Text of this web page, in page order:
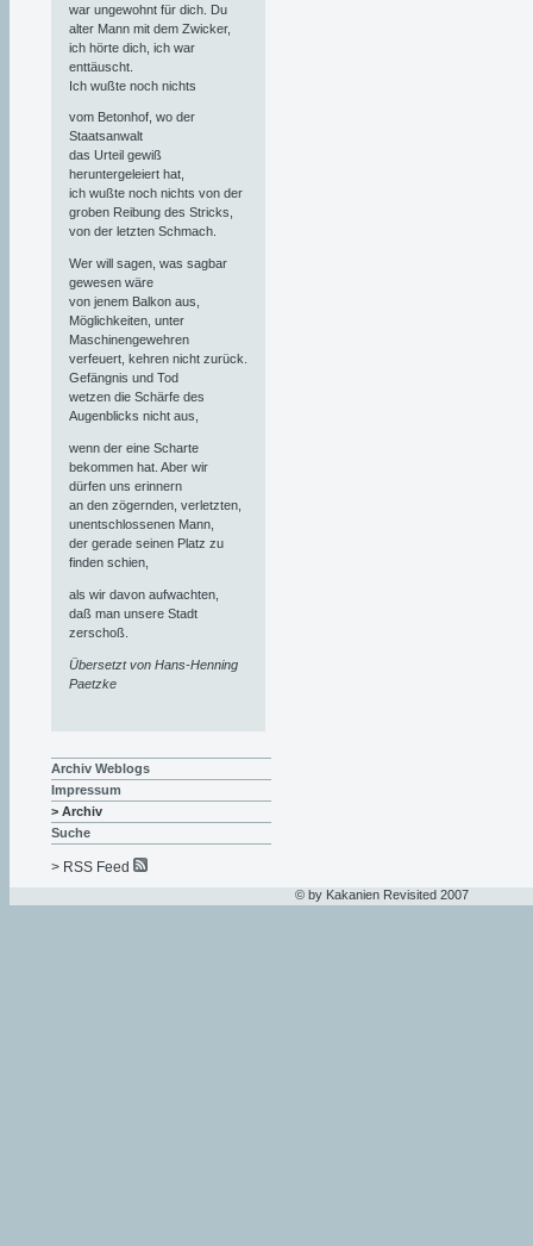
war ungewohnt für dich. Du
alter Mann mit dem Zwicker,
ich hörte dich, ich war
enttäuscht.
Ich wußte noch nichts
vom Betonhof, wo der
Staatsanwalt
das Urteil gewiß
heruntergeleiert hat,
ich wußte noch nichts von der
groben Reibung des Stricks,
von der letzten Schmach.
Wer will sagen, was sagbar
gewesen wäre
von jenem Balkon aus,
Möglichkeiten, unter
Maschinengewehren
verfeuert, kehren nicht zurück.
Gefängnis und Tod
wetzen die Schärfe des
Augenblicks nicht aus,
wenn der eine Scharte
bekommen hat. Aber wir
dürfen uns erinnern
an den zögernden, verletzten,
unentschlossenen Mann,
der gerade seinen Platz zu
finden schien,
als wir davon aufwachten,
daß man unsere Stadt
zerschoß.
Übersetzt von Hans-Henning
Paetzke
Archiv Weblogs
Impressum
> Archiv
Suche
> RSS Feed
© by Kakanien Revisited 2007